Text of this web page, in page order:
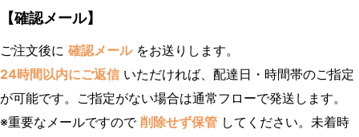
【確認メール】
ご注文後に 確認メールをお送りします。
24時間以内にご返信 いただければ、配達日・時間帯のご指定
が可能です。ご指定がない場合は通常フローで発送します。
※重要なメールですので 削除せず保管 してください。未着時